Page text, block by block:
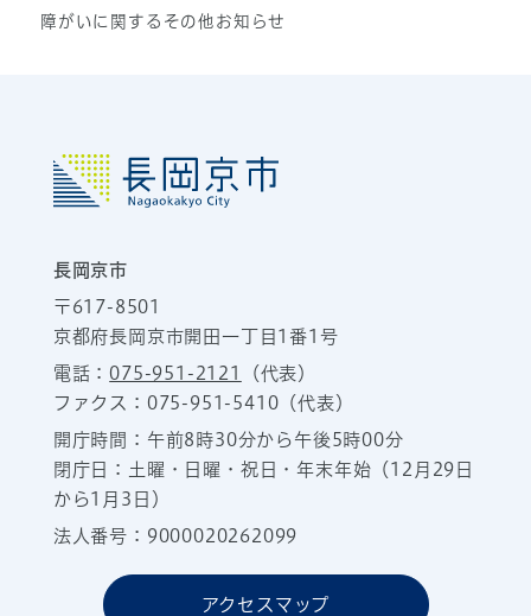
障がいに関するその他お知らせ
長岡京市
〒617-8501
京都府長岡京市開田一丁目1番1号
電話：075-951-2121
（代表）
ファクス：075-951-5410（代表）
開庁時間：午前8時30分から午後5時00分
閉庁日：土曜・日曜・祝日・年末年始（12月29日
から1月3日）
法人番号：9000020262099
アクセスマップ